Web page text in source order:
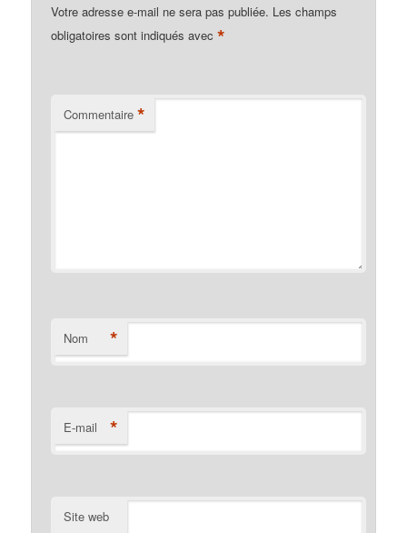
Votre adresse e-mail ne sera pas publiée. Les champs
obligatoires sont indiqués avec*
Commentaire *
Nom *
E-mail *
Site web